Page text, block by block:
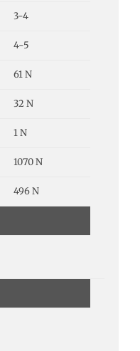
3-4
4-5
61 N
32 N
1 N
1070 N
496 N